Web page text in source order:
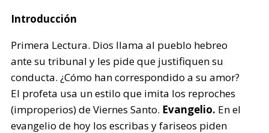
Introducción
Primera Lectura. Dios llama al pueblo hebreo
ante su tribunal y les pide que justifiquen su
conducta. ¿Cómo han correspondido a su amor?
El profeta usa un estilo que imita los reproches
(improperios) de Viernes Santo. Evangelio. En el
evangelio de hoy los escribas y fariseos piden